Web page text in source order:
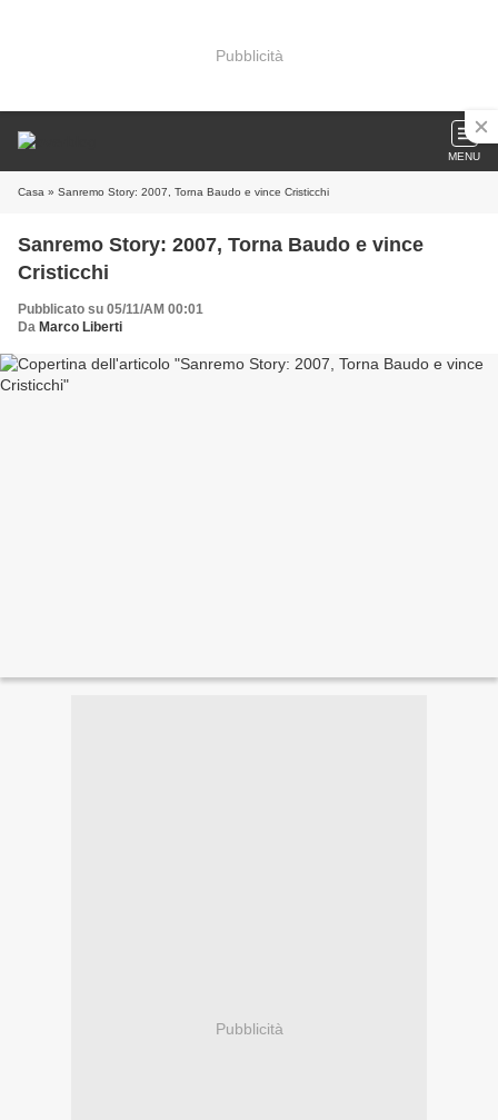
Pubblicità
MENU
Casa » Sanremo Story: 2007, Torna Baudo e vince Cristicchi
Sanremo Story: 2007, Torna Baudo e vince
Cristicchi
Pubblicato su 05/11/AM 00:01
Da Marco Liberti
Pubblicità